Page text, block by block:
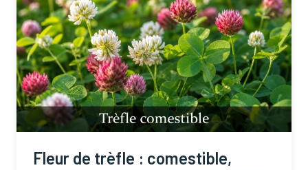
Fleur de trèfle : comestible,